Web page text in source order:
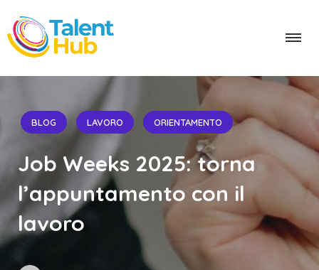
BLOG LAVORO ORIENTAMENTO
Job Weeks 2025: torna
l’appuntamento con il
lavoro